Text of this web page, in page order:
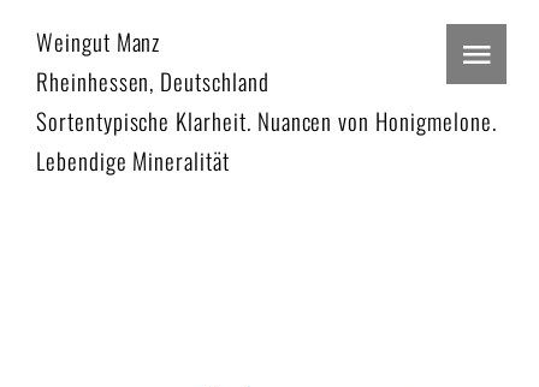
Inhalt
springen
Weingut Manz
Rheinhessen, Deutschland
Sortentypische Klarheit. Nuancen von Honigmelone.
Lebendige Mineralität